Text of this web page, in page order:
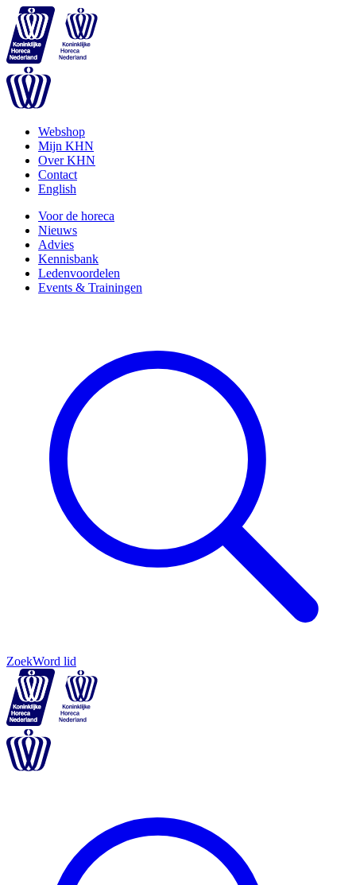
Webshop
Mijn KHN
Over KHN
Contact
English
Voor de horeca
Nieuws
Advies
Kennisbank
Ledenvoordelen
Events & Trainingen
ZoekWord lid